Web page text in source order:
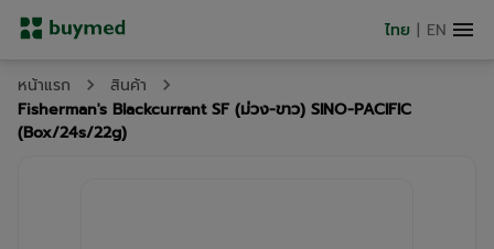
ไทย | EN
หน้าแรก
สินค้า
Fisherman's Blackcurrant SF (ม่วง-ขาว) SINO-PACIFIC
(Box/24s/22g)